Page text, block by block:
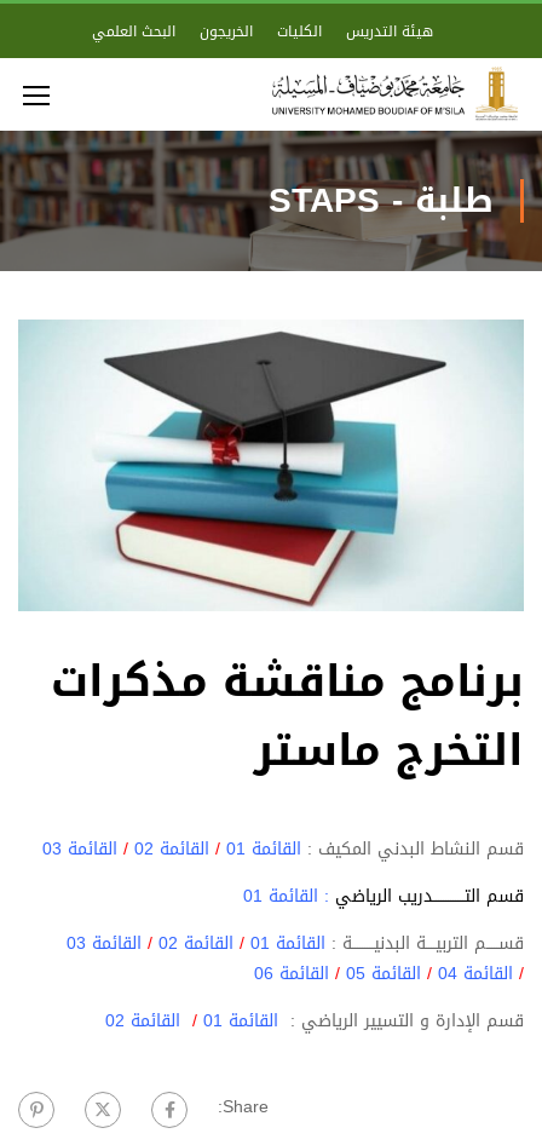
هيئة التدريس الكليات الخريجون البحث العلمي
طلبة - STAPS
برنامج مناقشة مذكرات
التخرج ماستر
قسم النشاط البدني المكيف : القائمة 01 / القائمة 02 / القائمة 03
قسم التـــــــــــــدريب الرياضي : القائمة 01
قســـــم التربيــــة البدنيـــــــــة : القائمة 01 / القائمة 02 / القائمة 03
/ القائمة 04 / القائمة 05 / القائمة 06
قسم الإدارة و التسيير الرياضي : القائمة 01 / القائمة 02
Share: